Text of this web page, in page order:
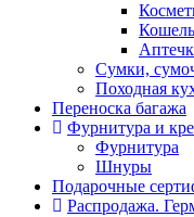
Сумки,
Походная
Переноска багажа
Фурнитура и
Фурнитура
Шнуры
Подарочные
Распродажа.